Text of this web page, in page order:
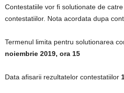
Contestatiile vor fi solutionate de
contestatiilor. Nota acordata dupa
Termenul limita pentru solutionarea
noiembrie 2019, ora 15
Data afisarii rezultatelor contestatiilor